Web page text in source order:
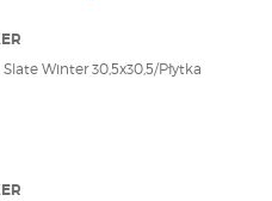
temu na przestrzeni
jakości i
modnydom24.pl oferuje
Producenta. Jeżeli
interesującej Cię płytki
formularz szybkiej
Winter 30,5x30,5/Płytka